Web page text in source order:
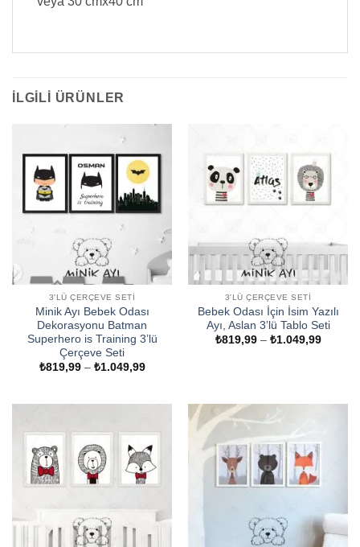
İLGILI ÜRÜNLER
3'LÜ ÇERÇEVE SETI
Minik Ayı Bebek Odası
Dekorasyonu Batman
Superhero is Training 3’lü
Çerçeve Seti
₺819,99 – ₺1.049,99Fiyat
3'LÜ ÇERÇEVE SETI
Bebek Odası İçin İsim Yazılı
Ayı, Aslan 3’lü Tablo Seti
₺819,99 – ₺1.049,99Fiyat